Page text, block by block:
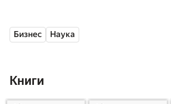
Бизнес Наука
Книги